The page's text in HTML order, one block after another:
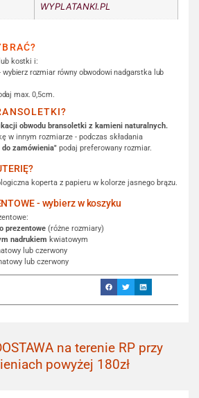
WYPLATANKI.PL
kostki i:
rozmiar równy obwodowi nadgarstka lub
max. 0,5cm.
obwodu bransoletki z kamieni naturalnych.
w innym rozmiarze - podczas składania
do zamówienia" podaj preferowany rozmiar.
koperta z papieru w kolorze jasnego brązu.
- wybierz w koszyku
prezentowe (różne rozmiary)
nadrukiem kwiatowym
lub czerwony
lub czerwony
na terenie RP przy
powyżej 180zł